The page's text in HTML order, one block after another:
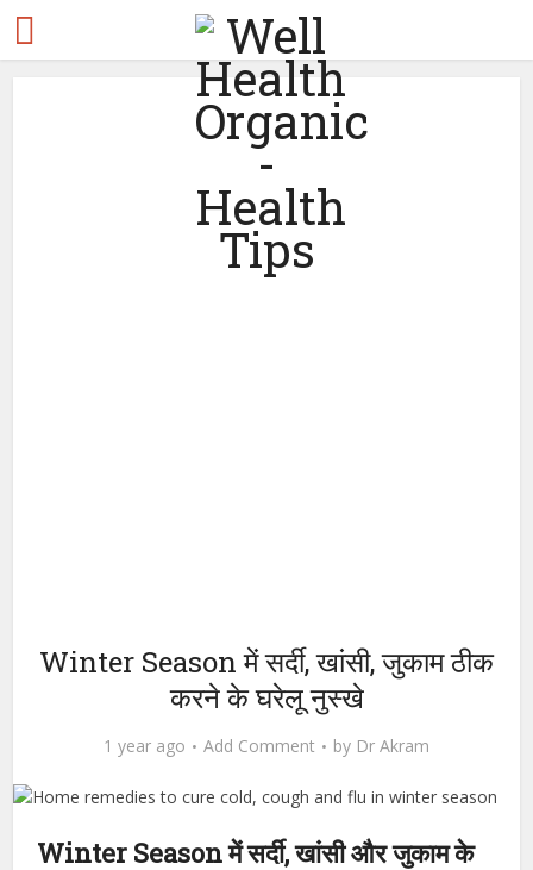
Winter Season में सर्दी, खांसी, जुकाम ठीक
करने के घरेलू नुस्खे
1 year ago Add Comment by Dr Akram
Winter Season में सर्दी, खांसी और जुकाम के